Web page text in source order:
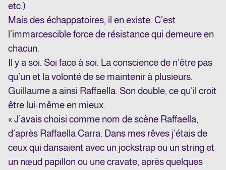
etc.)
Mais des échappatoires, il en existe. C’est
l’immarcescible force de résistance qui demeure en
chacun.
Il y a soi. Soi face à soi. La conscience de n’être pas
qu’un et la volonté de se maintenir à plusieurs.
Guillaume a ainsi Raffaella. Son double, ce qu’il croit
être lui-même en mieux.
« J’avais choisi comme nom de scène Raffaella,
d’après Raffaella Carra. Dans mes rêves j’étais de
ceux qui dansaient avec un jockstrap ou un string et
un nœud papillon ou une cravate, après quelques